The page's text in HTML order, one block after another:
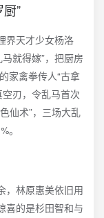
”
界天才少女杨洛
就得嫁”，把厨房
家禽拳传人“古拿
刃，令乱马首次
仙术”，三场大乱
。
，林原惠美依旧用
喜的是杉田智和与